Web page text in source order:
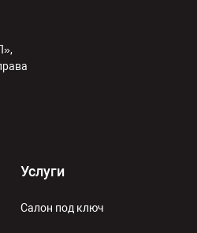
Услуги
Салон под ключ